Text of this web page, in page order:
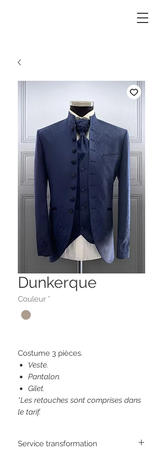
Dunkerque
Couleur *
Costume 3 pièces.
Veste.
Pantalon.
Gilet.
*Les retouches sont comprises dans
le tarif.
Service transformation